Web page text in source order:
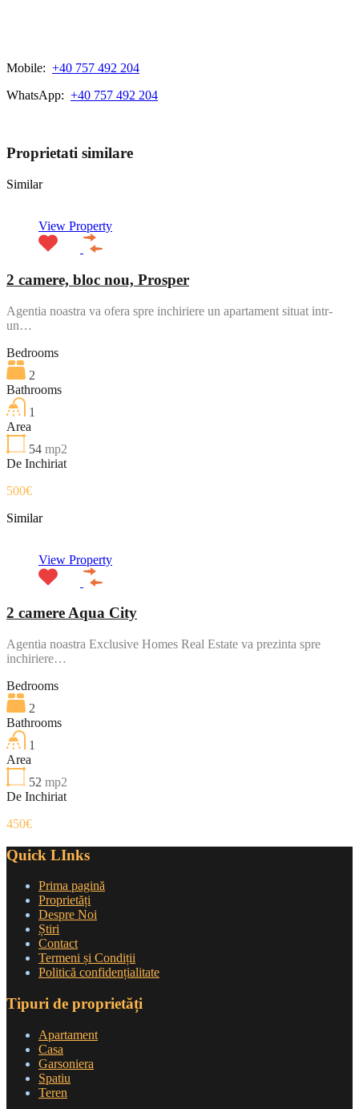
Mobile: +40 757 492 204
WhatsApp: +40 757 492 204
Proprietati similare
Similar
View Property
2 camere, bloc nou, Prosper
Agentia noastra va ofera spre inchiriere un apartament situat intr-
un…
Bedrooms
2
Bathrooms
1
Area
54 mp2
De Inchiriat
500€
Similar
View Property
2 camere Aqua City
Agentia noastra Exclusive Homes Real Estate va prezinta spre
inchiriere…
Bedrooms
2
Bathrooms
1
Area
52 mp2
De Inchiriat
450€
Quick LInks
Prima pagină
Proprietăți
Despre Noi
Știri
Contact
Termeni și Condiții
Politică confidențialitate
Tipuri de proprietăți
Apartament
Casa
Garsoniera
Spatiu
Teren